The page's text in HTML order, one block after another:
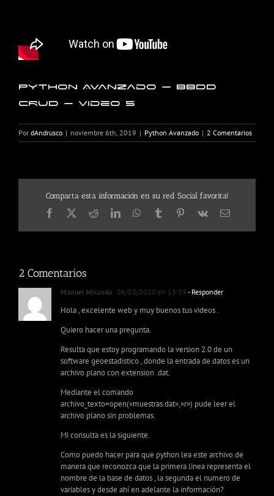
Python Avanzado – BBDD
CRUD – Video 5
Por dAndrusco | noviembre 6th, 2019 | Python Avanzado | 2 Comentarios
Comparta esta información en su red Social favorita!
Facebook
X RedditLinkedInWhatsApp
TumblrPinterest
Vk
Correo
2 Comentarios
Manuel Miranda 06/03/2020 en 13:33 - Responder
Hola , excelente web y muy buenos tus videos .
Quiero hacer una pregunta.
Resulta que estoy programando la version 2.0 de un
software geoestadistico , donde la entrada de datos es un
archivo plano con extension .dat.
Mediante el comando
archivo_texto=open(«muestras.dat»,»r») pude leer el
archivo plano sin problemas.
Mi consulta es la siguiente.
Como puedo hacer para que python lea este archivo de
manera que reconozca que la primera linea representa el
nombre de la base de datos , la segunda el numero de
variables y desde ahí en adelante la información?